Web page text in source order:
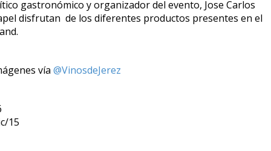
gastronómico y organizador del evento, Jose Carlos
disfrutan de los diferentes productos presentes en el
vía @VinosdeJerez
15